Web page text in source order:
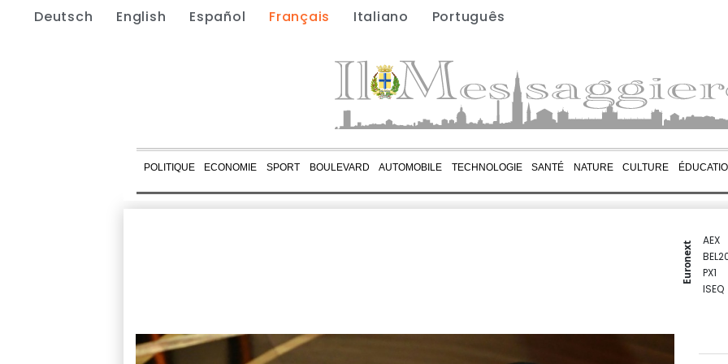
Deutsch English Español Français Italiano Português
POLITIQUE ECONOMIE SPORT BOULEVARD AUTOMOBILE TECHNOLOGIE SANTÉ NATURE CULTURE
Euronext
AEX
PX1
ISEQ